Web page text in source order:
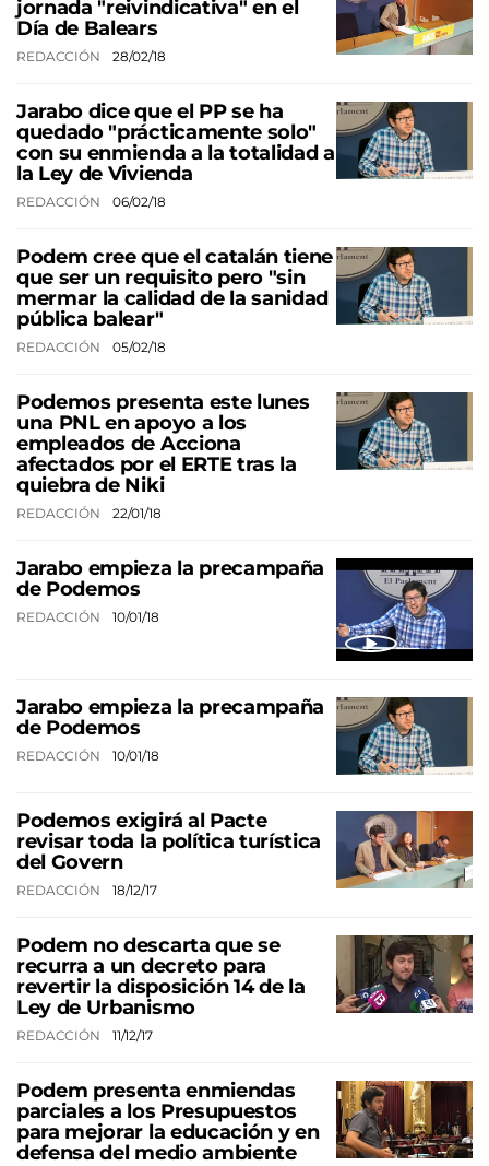
jornada "reivindicativa" en el
Día de Balears
REDACCIÓN 28/02/18
Jarabo dice que el PP se ha
quedado "prácticamente solo"
con su enmienda a la totalidad a
la Ley de Vivienda
REDACCIÓN 06/02/18
Podem cree que el catalán tiene
que ser un requisito pero "sin
mermar la calidad de la sanidad
pública balear"
REDACCIÓN 05/02/18
Podemos presenta este lunes
una PNL en apoyo a los
empleados de Acciona
afectados por el ERTE tras la
quiebra de Niki
REDACCIÓN 22/01/18
Jarabo empieza la precampaña
de Podemos
REDACCIÓN 10/01/18
Jarabo empieza la precampaña
de Podemos
REDACCIÓN 10/01/18
Podemos exigirá al Pacte
revisar toda la política turística
del Govern
REDACCIÓN 18/12/17
Podem no descarta que se
recurra a un decreto para
revertir la disposición 14 de la
Ley de Urbanismo
REDACCIÓN 11/12/17
Podem presenta enmiendas
parciales a los Presupuestos
para mejorar la educación y en
defensa del medio ambiente